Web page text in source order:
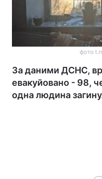
фото
За даними ДСНС,
евакуйовано - 98,
одна людина